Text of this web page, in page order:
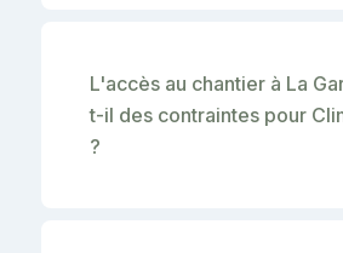
L'accès au chantier à La
t-il des contraintes pour
?